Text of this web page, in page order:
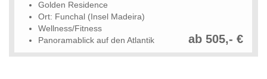
Golden Residence
Ort: Funchal (Insel Madeira)
Wellness/Fitness
Panoramablick auf den Atlantik
ab 505,- €